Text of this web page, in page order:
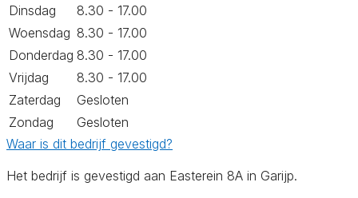
Dinsdag
8.30 - 17.00
Woensdag 8.30 - 17.00
Donderdag 8.30 - 17.00
Vrijdag
8.30 - 17.00
Zaterdag
Gesloten
Zondag
Gesloten
Waar is dit bedrijf gevestigd?
Het bedrijf is gevestigd aan Easterein 8A in Garijp.